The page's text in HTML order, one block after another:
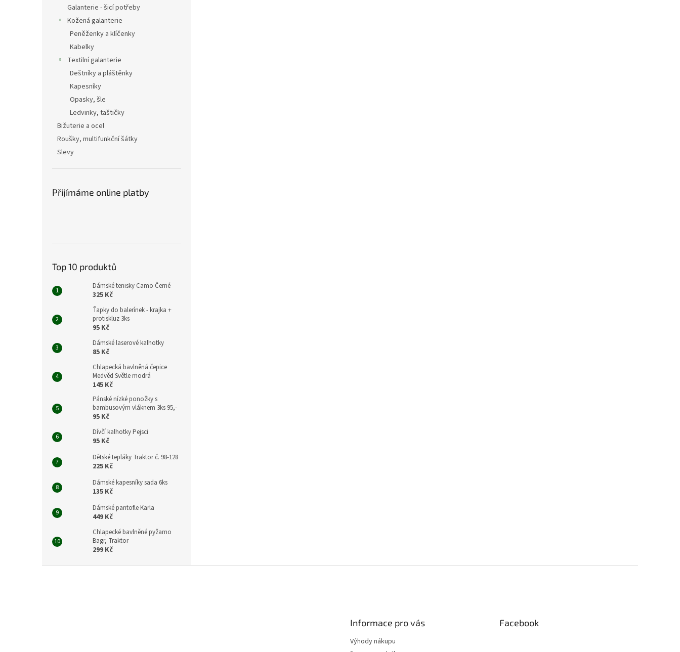
Galanterie - šicí potřeby
Kožená galanterie
Peněženky a klíčenky
Kabelky
Textilní galanterie
Deštníky a pláštěnky
Kapesníky
Opasky, šle
Ledvinky, taštičky
Bižuterie a ocel
Roušky, multifunkční šátky
Slevy
Přijímáme online platby
Top 10 produktů
Dámské tenisky Camo Černé
325 Kč
Ťapky do balerínek - krajka +
protiskluz 3ks
95 Kč
Dámské laserové kalhotky
85 Kč
Chlapecká bavlněná čepice
Medvěd Světle modrá
145 Kč
Pánské nízké ponožky s
bambusovým vláknem 3ks 95,-
95 Kč
Dívčí kalhotky Pejsci
95 Kč
Dětské tepláky Traktor č. 98-128
225 Kč
Dámské kapesníky sada 6ks
135 Kč
Dámské pantofle Karla
449 Kč
Chlapecké bavlněné pyžamo
Bagr, Traktor
299 Kč
Informace pro vás
Výhody nákupu
Facebook